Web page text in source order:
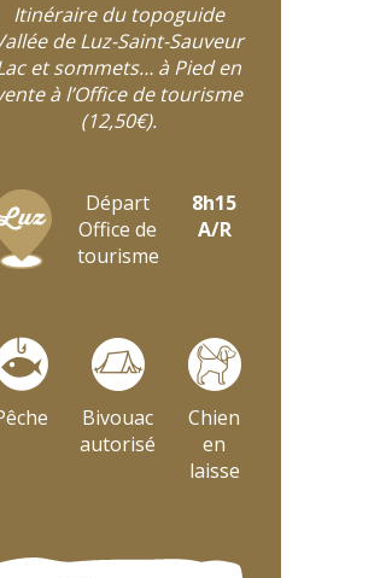
Itinéraire du topoguide
de Luz-Saint-Sauveur
et sommets… à Pied en
à l’Office de tourisme
(12,50€).
Départ
Office de
tourisme
8h15
A/R
Bivouac
autorisé
Chien
en
laisse